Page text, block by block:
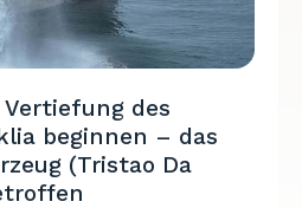
des
beginnen – das
(Tristao Da